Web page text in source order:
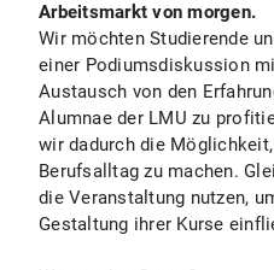
Arbeitsmarkt von morgen.
Wir möchten Studierende
einer Podiumsdiskussion
Austausch von den
Alumnae der LMU zu
wir dadurch die
Berufsalltag zu machen.
die Veranstaltung nutzen,
Gestaltung ihrer Kurse